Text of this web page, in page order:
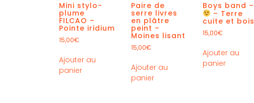
Mini stylo-
plume
FILCAO –
Pointe iridium
15,00€
Ajouter au
panier
Paire de
serre livres
en plâtre
peint –
Moines lisant
15,00€
Ajouter au
panier
Boys band –
– Terre
cuite et bois
15,00€
Ajouter au
panier